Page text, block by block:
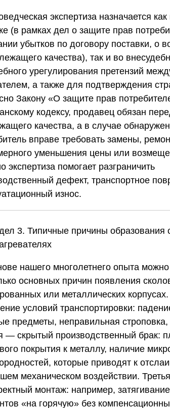
экспертиза назначается
(в рамках дел о защите прав
убытков по договору поставки, о
качества), так и во
урегулирования претензий
а также для подтверждения
Закону «О защите прав
кодексу, продавец обязан
качества, а в случае
вправе требовать замены,
уменьшения цены или
экспертиза помогает разграничить
дефект, транспортное
износ.
3. Типичные причины образования
нашего многолетнего опыта
основных причин появления
или металлических
условий транспортировки:
предметы, неправильная
— скрытый производственный брак:
покрытия к металлу, наличие
которые приводят к
механическом воздействии.
монтаж: например,
«на горячую» без